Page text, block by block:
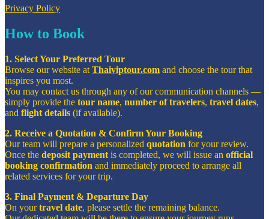
Privacy Policy
How to Book
1. Select Your Preferred Tour
Browse our website at Thaiviptour.com and choose the tour that
inspires you most.
You may contact us through any of our communication channels —
simply provide the tour name, number of travelers, travel dates,
and flight details (if available).
2. Receive a Quotation & Confirm Your Booking
Our team will prepare a personalized quotation for your review.
Once the deposit payment is completed, we will issue an official
booking confirmation and immediately proceed to arrange all
related services for your trip.
3. Final Payment & Departure Day
On yourtravel date, please settle the remaining balance.